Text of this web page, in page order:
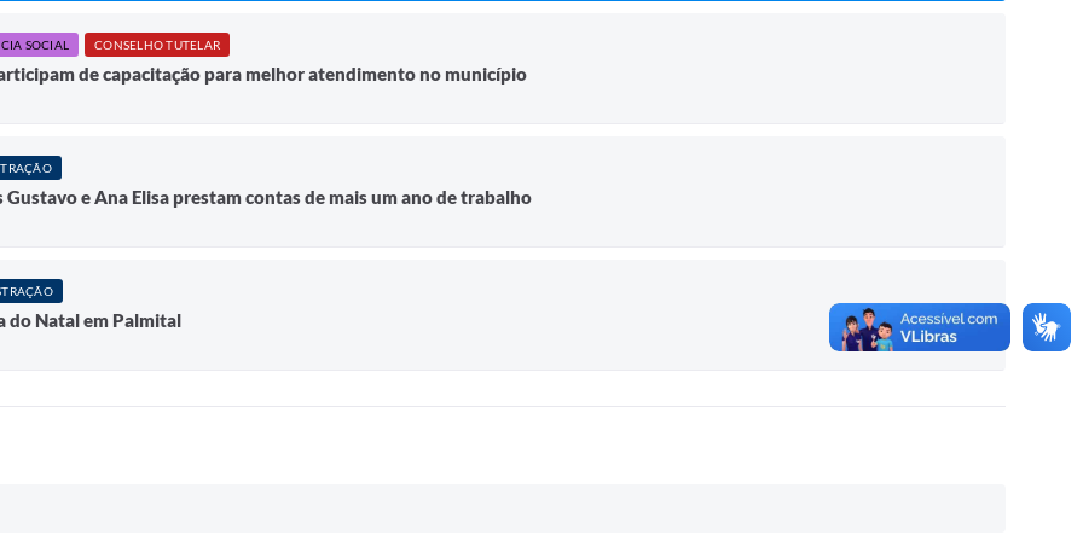
SOCIAL CONSELHO TUTELAR
de capacitação para melhor atendimento no município
e Ana Elisa prestam contas de mais um ano de trabalho
do Natal em Palmital